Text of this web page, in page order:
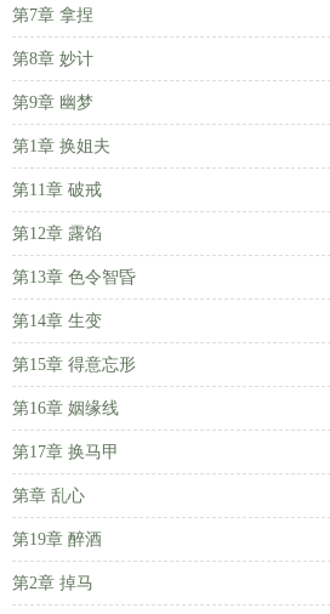
第7章 拿捏
第8章 妙计
第9章 幽梦
第1章 换姐夫
第11章 破戒
第12章 露馅
第13章 色令智昏
第14章 生变
第15章 得意忘形
第16章 姻缘线
第17章 换马甲
第章 乱心
第19章 醉酒
第2章 掉马